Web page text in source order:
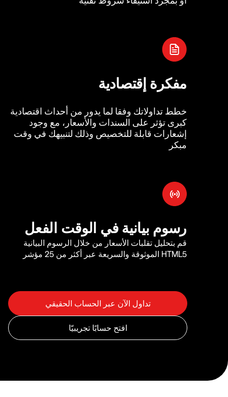
مفكرة إقتصادية
خطط تداولاتك وفقا لما يدور من أحداث اقتصادية
كبرى تؤثر على السندات والأسعار، مع وجود
إشعارات قابلة للتخصيص وذلك لتنبيهك في وقت
مبكر
رسوم بيانية في الوقت الفعل
قم بتحليل تقلبات الأسعار من خلال الرسوم البيانية
HTML5 الموثوقة والسريعة عبر أكثر من 25 مؤشر